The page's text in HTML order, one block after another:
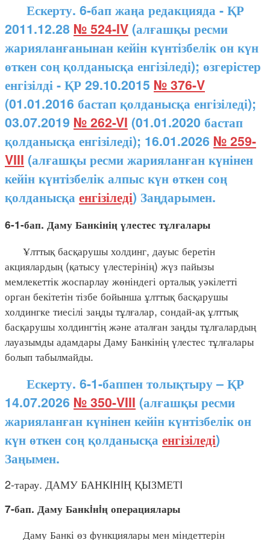
Ескерту. 6-бап жаңа редакцияда - ҚР
2011.12.28 № 524-IV (алғашқы ресми
жарияланғанынан кейін күнтізбелік он күн
өткен соң қолданысқа енгізіледі); өзгерістер
енгізілді - ҚР 29.10.2015 № 376-V
(01.01.2016 бастап қолданысқа енгізіледі);
03.07.2019 № 262-VI (01.01.2020 бастап
қолданысқа енгізіледі); 16.01.2026 № 259-
VIII (алғашқы ресми жарияланған күнінен
кейін күнтізбелік алпыс күн өткен соң
қолданысқа енгізіледі) Заңдарымен.
6-1-бап. Даму Банкінің үлестес тұлғалары
Ұлттық басқарушы холдинг, дауыс беретін
акциялардың (қатысу үлестерінің) жүз пайызы
мемлекеттік жоспарлау жөніндегі орталық уәкілетті
орган бекітетін тізбе бойынша ұлттық басқарушы
холдингке тиесілі заңды тұлғалар, сондай-ақ ұлттық
басқарушы холдингтің және аталған заңды тұлғалардың
лауазымды адамдары Даму Банкінің үлестес тұлғалары
болып табылмайды.
Ескерту. 6-1-баппен толықтыру – ҚР
14.07.2026 № 350-VIII (алғашқы ресми
жарияланған күнінен кейін күнтізбелік он
күн өткен соң қолданысқа енгізіледі)
Заңымен.
2-тарау. ДАМУ БАНКIНIҢ ҚЫЗМЕТI
7-бап. Даму Банкiнiң операциялары
Даму Банкі өз функциялары мен міндеттерін